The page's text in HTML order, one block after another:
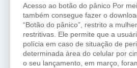
Acesso ao botão do pânico Por
também consegue fazer o
“Botão do pânico”, restrito a
restritivas. Ele permite que a
polícia em caso de situação de
determinada área do celular por
o seu lançamento, em março,